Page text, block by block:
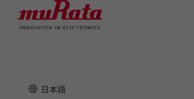
日本語